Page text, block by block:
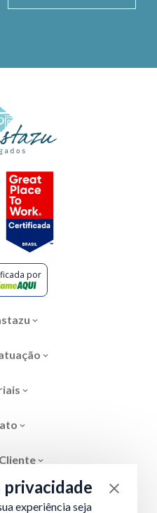
por
privacidade
experiência seja